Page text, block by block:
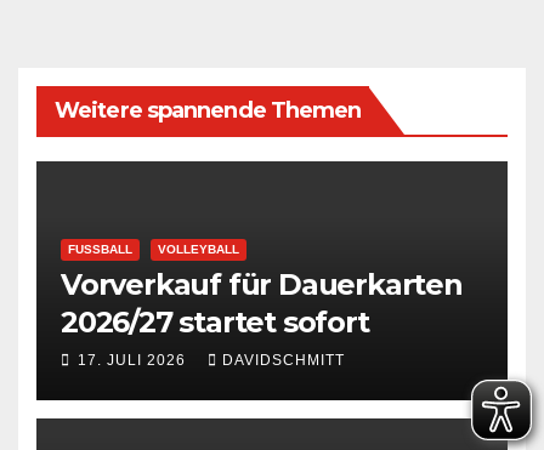
Weitere spannende Themen
FUSSBALL VOLLEYBALL
Vorverkauf für Dauerkarten
2026/27 startet sofort
17. JULI 2026 DAVIDSCHMITT